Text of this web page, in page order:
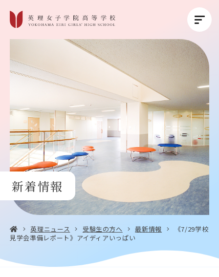
英理女子学院について
英理女子学院の教育
コース紹介
学校生活
進路・進学
受験生の方へ
新着情報
英理ニュース 受験生の方へ 最新情報
《7/29学校
見学会準備レポート》アイディアいっぱい